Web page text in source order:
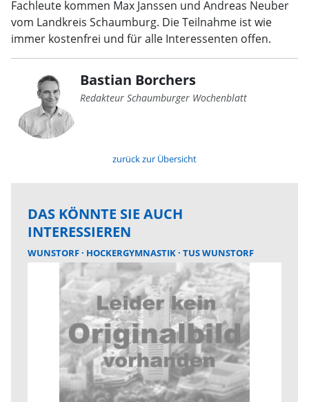
Fachleute kommen Max Janssen und Andreas Neuber
vom Landkreis Schaumburg. Die Teilnahme ist wie
immer kostenfrei und für alle Interessenten offen.
Bastian Borchers
Redakteur Schaumburger Wochenblatt
zurück zur Übersicht
DAS KÖNNTE SIE AUCH
INTERESSIEREN
WUNSTORF HOCKERGYMNASTIK TUS WUNSTORF